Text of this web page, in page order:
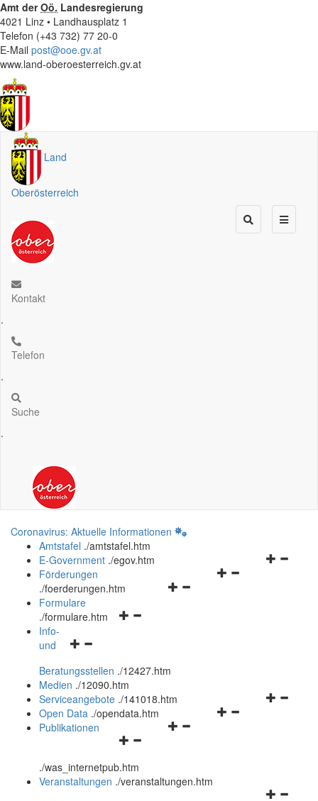
Amt derOö. Landesregierung
4021 Linz • Landhausplatz 1
Telefon (+43 732) 77 20-0
E-Mail post@ooe.gv.at
www.land-oberoesterreich.gv.at
Land
Oberösterreich
Kontakt
.
Telefon
.
Suche
.
Coronavirus: Aktuelle Informationen
Amtstafel ./amtstafel.htm
Navigationsmenü
E-Government ./egov.htm
Navigationsmenü
Förderungen
./foerderungen.htm
Navigationsmenü
Formulare
./formulare.htm
Navigationsmenü
und
schließen
Info-
und
Beratungsstellen ./12427.htm
Medien ./12090.htm
Navigationsmenü
Serviceangebote ./141018.htm
Navigationsmenü
Open Data ./opendata.htm
Navigationsmenü
und
schließen
Publikationen
./was_internetpub.htm
Veranstaltungen ./veranstaltungen.htm